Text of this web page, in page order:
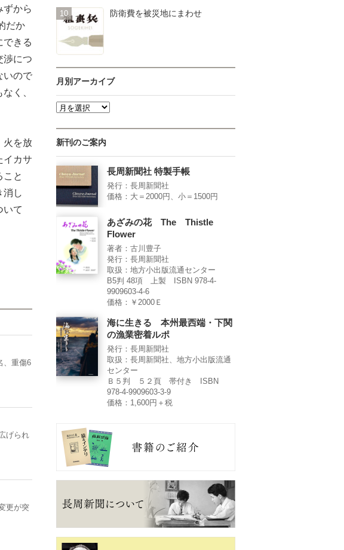
ずから
だか
できる
渉につ
いので
く、
火を放
イカサ
と
消し
いて
郎
、重傷6
げられ
更が突
防衛費を被災地にまわせ
月別アーカイブ
新刊のご案内
長周新聞社 特製手帳
発行：長周新聞社
価格：大＝2000円、小＝1500円
あざみの花 The Thistle
Flower
著者：古川豊子
発行：長周新聞社
取扱：地方小出版流通センター
B5判 48項 上製 ISBN 978-4-
9909603-4-6
価格：￥2000Ｅ
海に生きる 本州最西端・下関
の漁業密着ルポ
発行：長周新聞社
取扱：長周新聞社、地方小出版流通
センター
Ｂ５判 ５２頁 帯付き ISBN
978-4-9909603-3-9
価格：1,600円＋税